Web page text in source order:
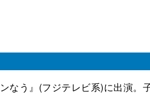
う』(フジテレビ系)に出演。